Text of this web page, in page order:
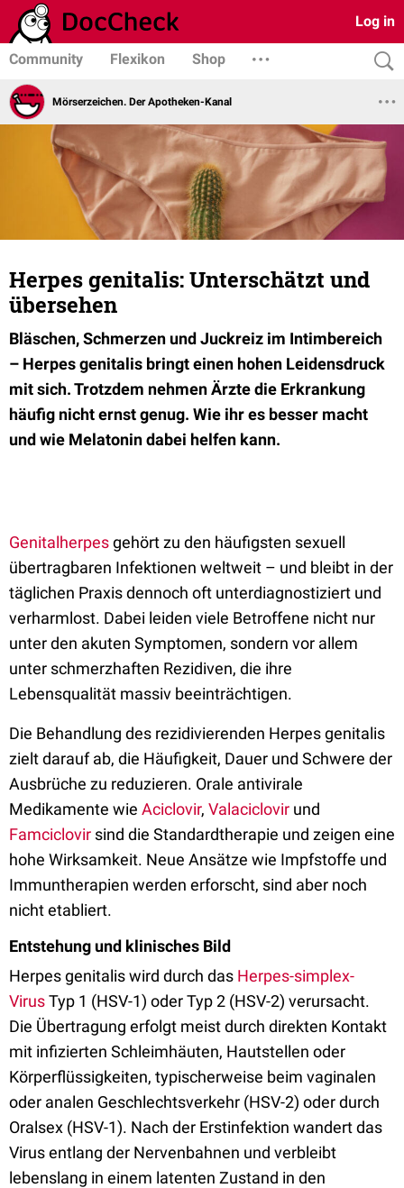
Log in
Community Flexikon Shop
Mörserzeichen. Der Apotheken-Kanal
Herpes genitalis: Unterschätzt und
übersehen
Bläschen, Schmerzen und Juckreiz im Intimbereich
– Herpes genitalis bringt einen hohen Leidensdruck
mit sich. Trotzdem nehmen Ärzte die Erkrankung
häufig nicht ernst genug. Wie ihr es besser macht
und wie Melatonin dabei helfen kann.
Genitalherpesgehört zu den häufigsten sexuell
übertragbaren Infektionen weltweit – und bleibt in der
täglichen Praxis dennoch oft unterdiagnostiziert und
verharmlost. Dabei leiden viele Betroffene nicht nur
unter den akuten Symptomen, sondern vor allem
unter schmerzhaften Rezidiven, die ihre
Lebensqualität massiv beeinträchtigen.
Die Behandlung des rezidivierenden Herpes genitalis
zielt darauf ab, die Häufigkeit, Dauer und Schwere der
Ausbrüche zu reduzieren. Orale antivirale
Medikamente wie Aciclovir, Valaciclovir und
Famciclovir sind die Standardtherapie und zeigen eine
hohe Wirksamkeit. Neue Ansätze wie Impfstoffe und
Immuntherapien werden erforscht, sind aber noch
nicht etabliert.
Entstehung und klinisches Bild
Herpes genitalis wird durch das Herpes-simplex-
VirusTyp 1 (HSV-1) oder Typ 2 (HSV-2) verursacht.
Die Übertragung erfolgt meist durch direkten Kontakt
mit infizierten Schleimhäuten, Hautstellen oder
Körperflüssigkeiten, typischerweise beim vaginalen
oder analen Geschlechtsverkehr (HSV-2) oder durch
Oralsex (HSV-1). Nach der Erstinfektion wandert das
Virus entlang der Nervenbahnen und verbleibt
lebenslang in einem latenten Zustand in den